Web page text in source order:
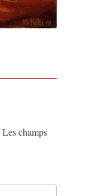
Les champs